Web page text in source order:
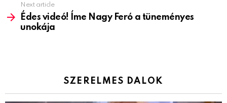
Next article
Édes videó! Íme Nagy Feró a tüneményes
unokája
SZERELMES DALOK